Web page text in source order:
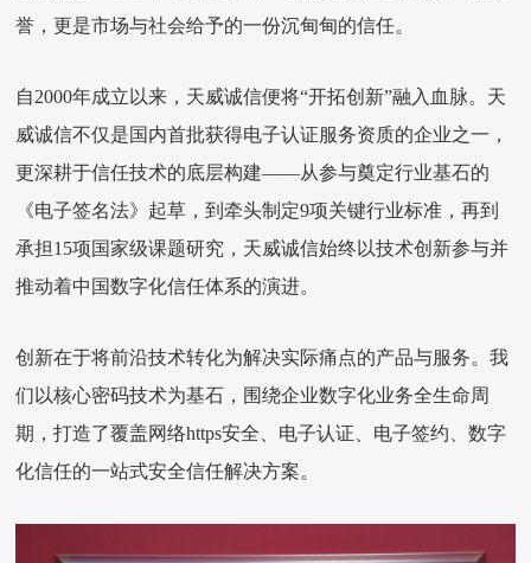
誉，更是市场与社会给予的一份沉甸甸的信任。
自2000年成立以来，天威诚信便将“开拓创新”融入血脉。天
威诚信不仅是国内首批获得电子认证服务资质的企业之一，
更深耕于信任技术的底层构建——从参与奠定行业基石的
《电子签名法》起草，到牵头制定9项关键行业标准，再到
承担15项国家级课题研究，天威诚信始终以技术创新参与并
推动着中国数字化信任体系的演进。
创新在于将前沿技术转化为解决实际痛点的产品与服务。我
们以核心密码技术为基石，围绕企业数字化业务全生命周
期，打造了覆盖网络https安全、电子认证、电子签约、数字
化信任的一站式安全信任解决方案。